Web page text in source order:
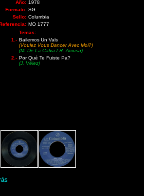
Año: 1978
Formato: SG
Sello: Columbia
MO 1777
Temas:
1.- Bailemos Un Vals
(Voulez Vous Dancer Avec Moi?)
(M. De La Calva / R. Arcusa)
2.- Por Qué Te Fuiste Pa?
(J. Vélez)